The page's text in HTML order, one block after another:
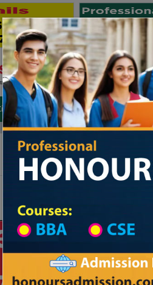
Public University Private
School Category Division List